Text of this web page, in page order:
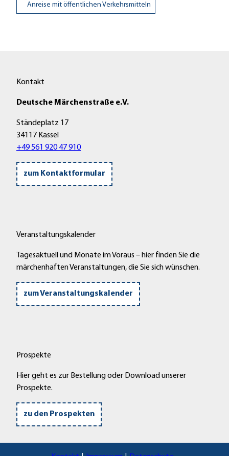
Anreise mit öffentlichen Verkehrsmitteln
Kontakt
Deutsche Märchenstraße e.V.
Ständeplatz 17
34117 Kassel
+49 561 920 47 910
zum Kontaktformular
Veranstaltungskalender
Tagesaktuell und Monate im Voraus – hier finden Sie die
märchenhaften Veranstaltungen, die Sie sich wünschen.
zum Veranstaltungskalender
Prospekte
Hier geht es zur Bestellung oder Download unserer
Prospekte.
zu den Prospekten